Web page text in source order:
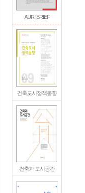
AURI BRIEF
건축도시정책동향
건축과 도시공간